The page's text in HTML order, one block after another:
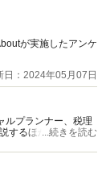
が実施したアンケ
日：2024年05月07日
ルプランナー、税理
するほか、マネー最
...続きを読む